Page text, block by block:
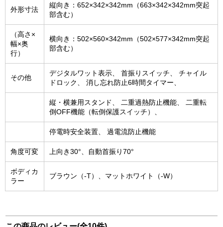
外形寸法
縦向き：652×342×342mm（663×342×342mm突起
部含む）
（高さ×
幅×奥
行）
横向き：502×560×342mm（502×577×342mm突起
部含む）
その他
デジタルワット表示、 首振りスイッチ、 チャイル
ドロック、 消し忘れ防止6時間タイマー、
縦・横兼用スタンド、 二重過熱防止機能、 二重転
倒OFF機能（転倒保護スイッチ）、
停電時安全装置、 過電流防止機能
角度可変 上向き30°、自動首振り70°
ボディカ
ラー
ブラウン（-T）、マットホワイト（-W）